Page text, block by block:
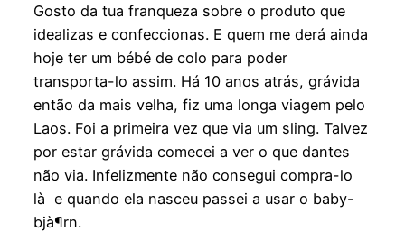
Gosto da tua franqueza sobre o produto que
idealizas e confeccionas. E quem me derá ainda
hoje ter um bébé de colo para poder
transporta-lo assim. Há 10 anos atrás, grávida
então da mais velha, fiz uma longa viagem pelo
Laos. Foi a primeira vez que via um sling. Talvez
por estar grávida comecei a ver o que dantes
não via. Infelizmente não consegui compra-lo
là e quando ela nasceu passei a usar o baby-
bjà¶rn.